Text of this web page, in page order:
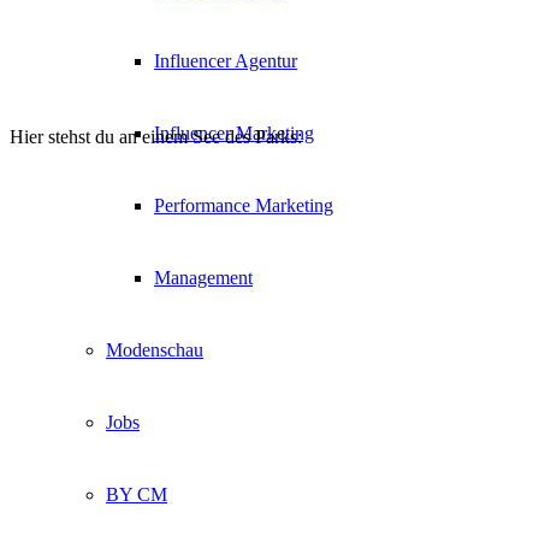
Influencer Agentur
Influencer Marketing
Performance Marketing
Management
Modenschau
Jobs
BY CM
Hier stehst du an einem See des Parks: